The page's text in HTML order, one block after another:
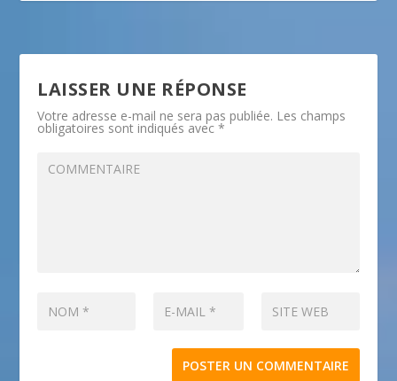
LAISSER UNE RÉPONSE
Votre adresse e-mail ne sera pas publiée. Les champs
obligatoires sont indiqués avec*